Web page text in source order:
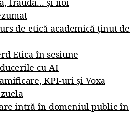
fraudă... și noi
de etică academică ținut de
Etica în sesiune
cu AI
KPI-uri și Voxa
intră în domeniul public în